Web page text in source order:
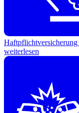
Haftpflichtversicherung
weiterlesen